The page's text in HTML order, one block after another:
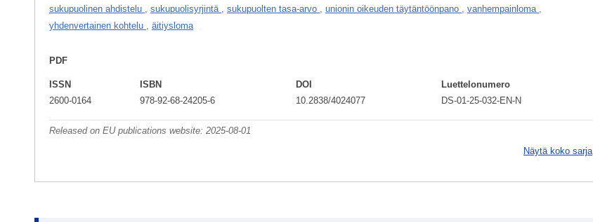
sukupuolinen ahdistelu , sukupuolisyrjintä , sukupuolten tasa-arvo , unionin oikeuden täytäntöönpano , vanhempainloma ,
yhdenvertainen kohtelu , äitiysloma
PDF
ISSN
2600-0164
ISBN
978-92-68-24205-6
DOI
10.2838/4024077
Luettelonumero
DS-01-25-032-EN-N
Released on EU publications website: 2025-08-01
Näytä koko sarja